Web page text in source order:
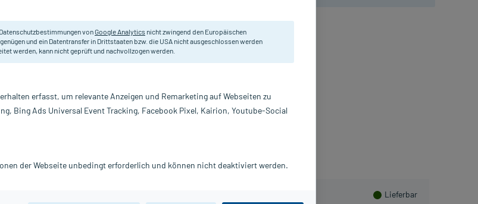
Grundpreis: 2.703,00 € / l
Lieferbar
Homöopathisches Arzneimittel.
Darreichung:
Ampullen
Hersteller:
WALA Heilmittel GmbH
vonGoogle Analytics nicht zwingend den Europäischen
und ein Datentransfer in Drittstaaten bzw. die USA nicht ausgeschlossen werden
werden, kann nicht geprüft und nachvollzogen werden.
erfasst, um relevante Anzeigen und Remarketing auf Webseiten zu
Bing Ads Universal Event Tracking, Facebook Pixel, Kairion, Youtube-Social
der Webseite unbedingt erforderlich und können nicht deaktiviert werden.